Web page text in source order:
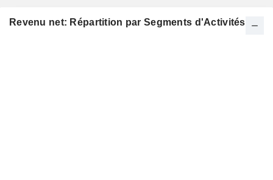
Revenu net: Répartition par Segments d'Activités